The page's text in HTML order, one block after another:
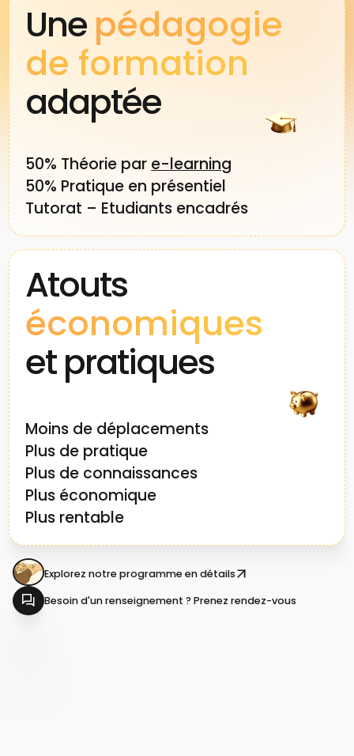
Une pédagogie
de formation
adaptée
50% Théorie par e-learning
50% Pratique en présentiel
Tutorat – Etudiants encadrés
Atouts
économiques
et pratiques
Moins de déplacements
Plus de pratique
Plus de connaissances
Plus économique
Plus rentable
Explorez notre programme en détails
Besoin d'un renseignement ? Prenez rendez-vous